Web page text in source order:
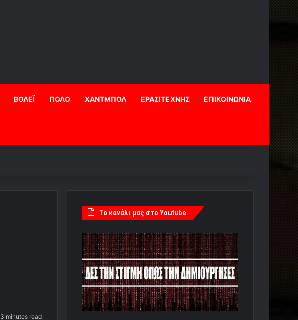
ΒΟΛΕΪ ΠΟΛΟ ΧΑΝΤΜΠΟΛ ΕΡΑΣΙΤΕΧΝΗΣ ΕΠΙΚΟΙΝΩΝΙΑ
3 minutes read
Tο κανάλι μας στο Youtube